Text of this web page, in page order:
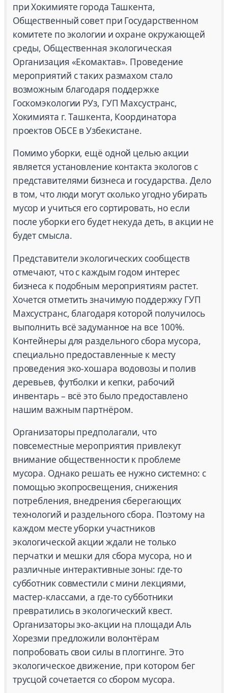
при Хокимияте города Ташкента,
Общественный совет при Государственном
комитете по экологии и охране окружающей
среды, Общественная экологическая
Организация «Екомактав». Проведение
мероприятий с таких размахом стало
возможным благодаря поддержке
Госкомэкологии РУз, ГУП Махсустранс,
Хокимията г. Ташкента, Координатора
проектов ОБСЕ в Узбекистане.
Помимо уборки, ещё одной целью акции
является установление контакта экологов с
представителями бизнеса и государства. Дело
в том, что люди могут сколько угодно убирать
мусор и учиться его сортировать, но если
после уборки его будет некуда деть, в акции не
будет смысла.
Представители экологических сообществ
отмечают, что с каждым годом интерес
бизнеса к подобным мероприятиям растет.
Хочется отметить значимую поддержку ГУП
Махсустранс, благодаря которой получилось
выполнить всё задуманное на все 100%.
Контейнеры для раздельного сбора мусора,
специально предоставленные к месту
проведения эко-хошара водовозы и полив
деревьев, футболки и кепки, рабочий
инвентарь – всё это было предоставлено
нашим важным партнёром.
Организаторы предполагали, что
повсеместные мероприятия привлекут
внимание общественности к проблеме
мусора. Однако решать ее нужно системно: с
помощью экопросвещения, снижения
потребления, внедрения сберегающих
технологий и раздельного сбора. Поэтому на
каждом месте уборки участников
экологической акции ждали не только
перчатки и мешки для сбора мусора, но и
различные интерактивные зоны: где-то
субботник совместили с мини лекциями,
мастер-классами, а где-то субботники
превратились в экологический квест.
Организаторы эко-акции на площади Аль
Хорезми предложили волонтёрам
попробовать свои силы в плоггинге. Это
экологическое движение, при котором бег
трусцой сочетается со сбором мусора.